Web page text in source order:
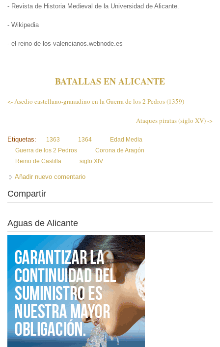
- Revista de Historia Medieval de la Universidad de Alicante.
- Wikipedia
- el-reino-de-los-valencianos.webnode.es
BATALLAS EN ALICANTE
<- Asedio castellano-granadino en la Guerra de los 2 Pedros (1359)
Ataques piratas (siglo XV) ->
Etiquetas: 1363 1364
Edad Media
Guerra de los 2 Pedros
Corona de Aragón
Reino de Castilla
siglo XIV
Añadir nuevo comentario
Compartir
Aguas de Alicante